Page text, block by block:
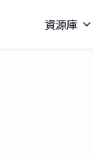
資源庫